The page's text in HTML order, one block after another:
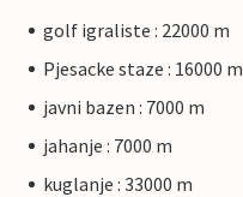
golf igraliste : 22000 m
Pjesacke staze : 16000 m
javni bazen : 7000 m
jahanje : 7000 m
kuglanje : 33000 m